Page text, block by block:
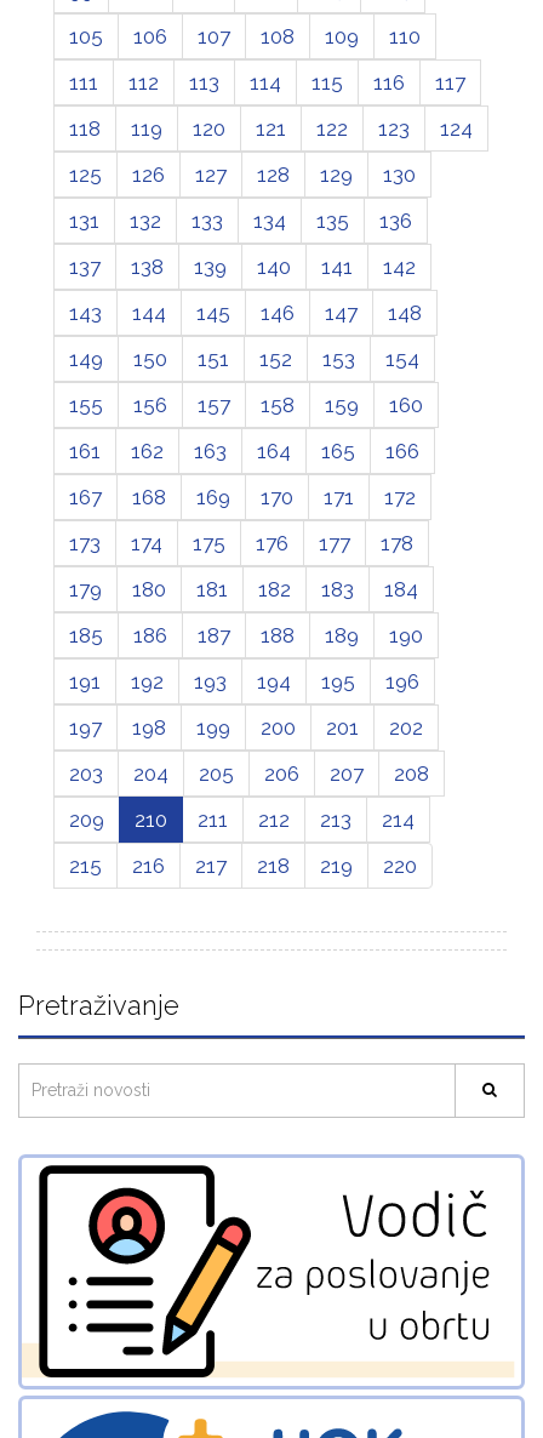
105
106 107 108 109
110
111
112 113 114 115 116
117
118
119 120 121 122 123
124
125
126 127 128 129
130
131
132 133 134 135
136
137
138 139 140 141
142
143
144 145 146 147
148
149
150 151 152 153
154
155
156 157 158 159
160
161
162 163 164 165
166
167
168 169 170 171
172
173
174 175 176 177
178
179
180 181 182 183
184
185
186 187 188 189
190
191
192 193 194 195
196
197
198 199 200 201
202
203
204 205 206 207
208
209
210 211 212 213
214
215
216 217 218 219 220
Pretraživanje